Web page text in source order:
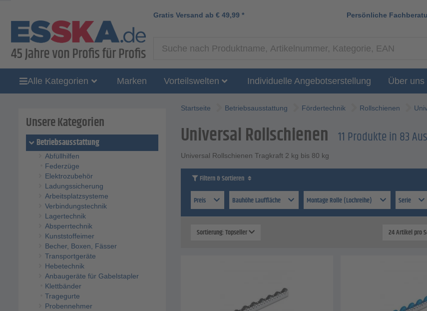
Gratis Versand ab € 49,99 * Persönliche
Alle Kategorien Marken Vorteilswelten Individuelle Angebotserstellung Über uns
Unsere Kategorien
Betriebsausstattung
Abfüllhilfen
Federzüge
Elektrozubehör
Ladungssicherung
Arbeitsplatzsysteme
Verbindungstechnik
Lagertechnik
Absperrtechnik
Kunststoffeimer
Becher, Boxen, Fässer
Transportgeräte
Hebetechnik
Anbaugeräte für Gabelstapler
Klettbänder
Tragegurte
Probennehmer
Startseite Betriebsausstattung Fördertechnik Rollschienen
Universal Rollschienen 11 Produkte in 83
Universal Rollschienen Tragkraft 2 kg bis 80 kg
Filtern & Sortieren
Preis
Bauhöhe Lauffläche Montage Rolle (Lochreihe) Serie
Sortierung: Topseller 24 Artikel pro